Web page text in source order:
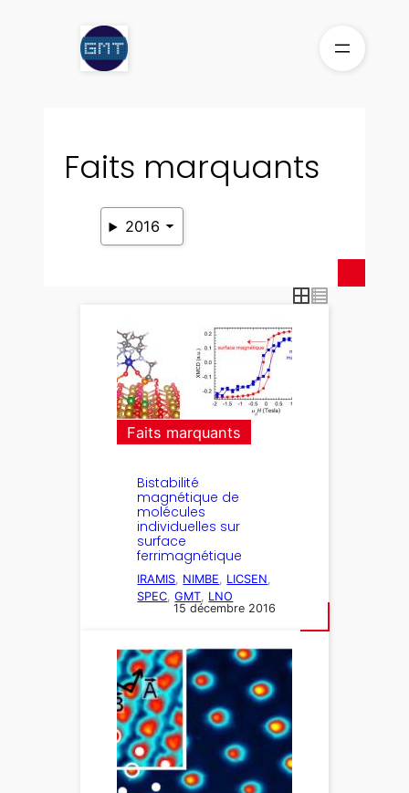
Faits marquants
2016
Faits marquants
Bistabilité
magnétique de
molécules
individuelles sur
surface
ferrimagnétique
IRAMIS NIMBE LICSEN
SPEC , GMT LNO
15 décembre 2016